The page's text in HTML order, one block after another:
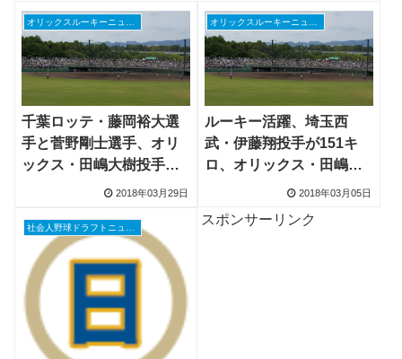
千葉ロッテ・藤岡裕大選
手と菅野剛士選手、オリ
ックス・田嶋大樹投手、
日本ハム・西村天裕投手
2018年03月29日
ルーキー活躍、埼玉西
武・伊藤翔投手が151キ
ロ、オリックス・田嶋投
手、阪神・高橋遥人投
手、巨人・大城選手
2018年03月05日
社会人野球ドラフトニュース
スポンサーリンク